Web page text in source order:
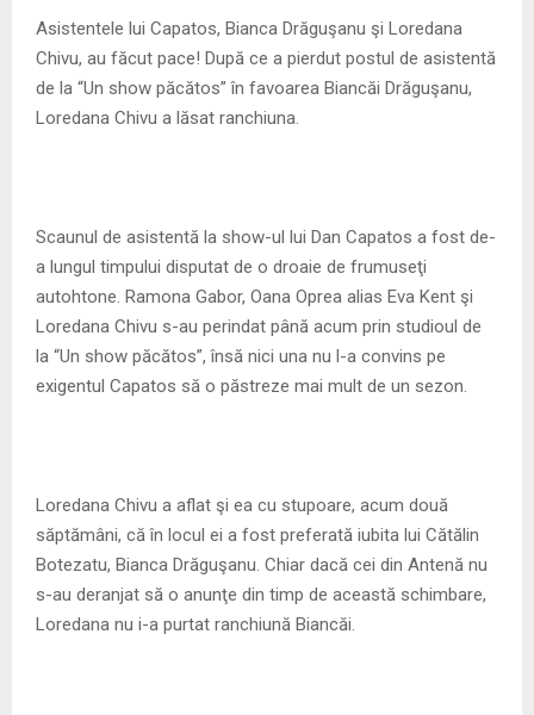
E
N
Asistentele lui Capatos, Bianca Drăguşanu şi Loredana
Chivu, au făcut pace! După ce a pierdut postul de asistentă
de la “Un show păcătos” în favoarea Biancăi Drăguşanu,
Loredana Chivu a lăsat ranchiuna.
Scaunul de asistentă la show-ul lui Dan Capatos a fost de-
a lungul timpului disputat de o droaie de frumuseţi
autohtone. Ramona Gabor, Oana Oprea alias Eva Kent şi
Loredana Chivu s-au perindat până acum prin studioul de
la “Un show păcătos”, însă nici una nu l-a convins pe
exigentul Capatos să o păstreze mai mult de un sezon.
Loredana Chivu a aflat şi ea cu stupoare, acum două
săptămâni, că în locul ei a fost preferată iubita lui Cătălin
Botezatu, Bianca Drăguşanu. Chiar dacă cei din Antenă nu
s-au deranjat să o anunţe din timp de această schimbare,
Loredana nu i-a purtat ranchiună Biancăi.